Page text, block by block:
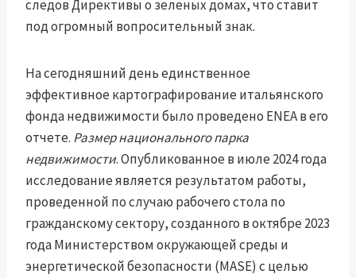
следов Директивы о зеленых домах, что ставит
под огромный вопросительный знак.
На сегодняшний день единственное
эффективное картографирование итальянского
фонда недвижимости было проведено ENEA в его
отчете. Размер национального парка
недвижимости. Опубликованное в июле 2024 года
исследование является результатом работы,
проведенной по случаю рабочего стола по
гражданскому сектору, созданного в октябре 2023
года Министерством окружающей среды и
энергетической безопасности (MASE) с целью